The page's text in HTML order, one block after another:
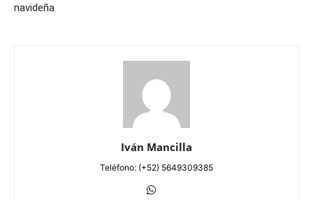
navideña
Iván Mancilla
Teléfono: (+52) 5649309385